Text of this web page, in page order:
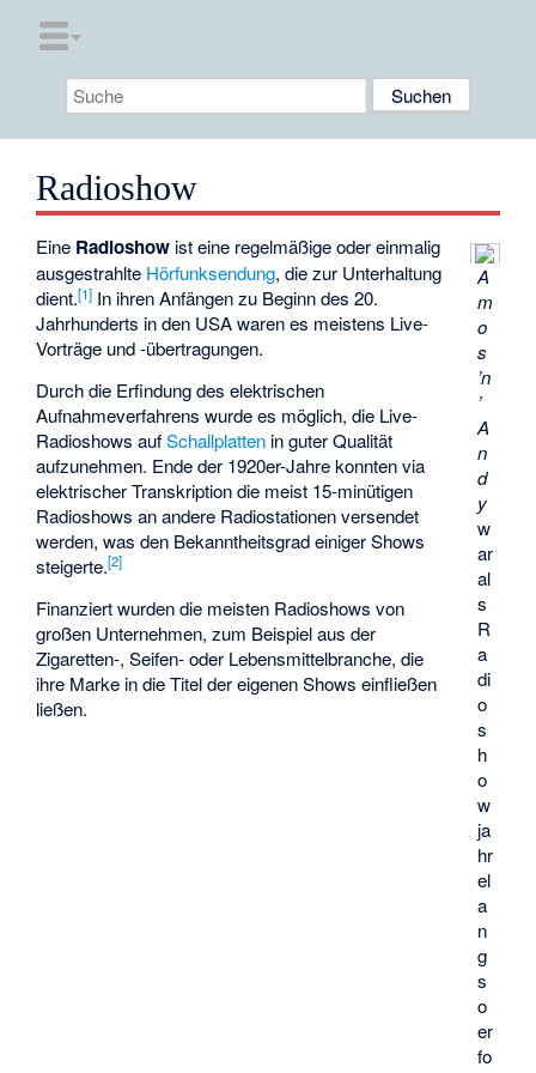
Radioshow
A
m
o
s
’n
’
A
n
d
y
w
ar
al
s
R
a
di
o
s
h
o
w
ja
hr
el
a
n
g
s
o
er
fo
Eine Radioshow ist eine regelmäßige oder einmalig
ausgestrahlte Hörfunksendung, die zur Unterhaltung
dient.[1] In ihren Anfängen zu Beginn des 20.
Jahrhunderts in den USA waren es meistens Live-
Vorträge und -übertragungen.
Durch die Erfindung des elektrischen
Aufnahmeverfahrens wurde es möglich, die Live-
Radioshows aufSchallplatten in guter Qualität
aufzunehmen. Ende der 1920er-Jahre konnten via
elektrischer Transkription die meist 15-minütigen
Radioshows an andere Radiostationen versendet
werden, was den Bekanntheitsgrad einiger Shows
steigerte.[2]
Finanziert wurden die meisten Radioshows von
großen Unternehmen, zum Beispiel aus der
Zigaretten-, Seifen- oder Lebensmittelbranche, die
ihre Marke in die Titel der eigenen Shows einfließen
ließen.